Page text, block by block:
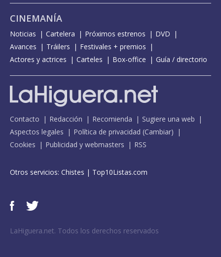
CINEMANÍA
Noticias Cartelera Próximos estrenos
DVD
Avances
Tráilers
Festivales + premios
Actores y actrices
Carteles Box-office Guía / directorio
Contacto Redacción Recomienda
Sugiere una web
Aspectos legales
Política de privacidad (Cambiar)
Cookies
Publicidad y webmasters RSS
Otros servicios: Chistes | Top10Listas.com
LaHiguera.net. Todos los derechos reservados